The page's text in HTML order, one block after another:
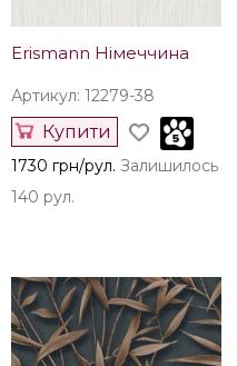
Erismann Німеччина
Артикул: 12279-38
Купити
1730 грн/рул. Залишилось
140 рул.